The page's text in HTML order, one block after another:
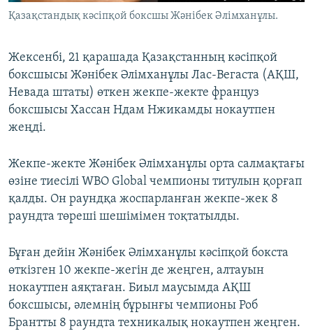
Басқа тілдерде
Қазақстандық кәсіпқой боксшы Жәнібек Әлімханұлы.
Жексенбі, 21 қарашада Қазақстанның кәсіпқой
боксшысы Жәнібек Әлімханұлы Лас-Вегаста (АҚШ,
Невада штаты) өткен жекпе-жекте француз
боксшысы Хассан Ндам Нжикамды нокаутпен
жеңді.
Жекпе-жекте Жәнібек Әлімханұлы орта салмақтағы
өзіне тиесілі WBO Global чемпионы титулын қорғап
қалды. Он раундқа жоспарланған жекпе-жек 8
раундта төреші шешімімен тоқтатылды.
Бұған дейін Жәнібек Әлімханұлы кәсіпқой бокста
өткізген 10 жекпе-жегін де жеңген, алтауын
нокаутпен аяқтаған. Биыл маусымда АҚШ
боксшысы, әлемнің бұрынғы чемпионы Роб
Брантты 8 раундта техникалық нокаутпен жеңген.